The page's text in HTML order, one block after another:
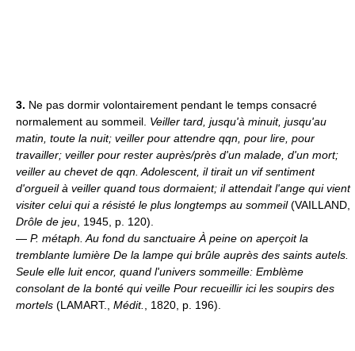
3. Ne pas dormir volontairement pendant le temps consacré
normalement au sommeil. Veiller tard, jusqu'à minuit, jusqu'au
matin, toute la nuit; veiller pour attendre qqn, pour lire, pour
travailler; veiller pour rester auprès/près d'un malade, d'un mort;
veiller au chevet de qqn.Adolescent, il tirait un vif sentiment
d'orgueil à veiller quand tous dormaient; il attendait l'ange qui vient
visiter celui qui a résisté le plus longtemps au sommeil(VAILLAND,
Drôle de jeu, 1945, p. 120).
— P. métaph.Au fond du sanctuaire À peine on aperçoit la
tremblante lumière De la lampe qui brûle auprès des saints autels.
Seule elle luit encor, quand l'univers sommeille: Emblème
consolant de la bonté qui veille Pour recueillir ici les soupirs des
mortels (LAMART., Médit., 1820, p. 196).